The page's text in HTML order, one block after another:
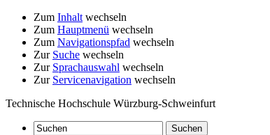
Zum Inhalt wechseln
Zum Hauptmenü wechseln
Zum Navigationspfad wechseln
Zur Suche wechseln
Zur Sprachauswahl wechseln
Zur Servicenavigation wechseln
Technische Hochschule Würzburg-Schweinfurt